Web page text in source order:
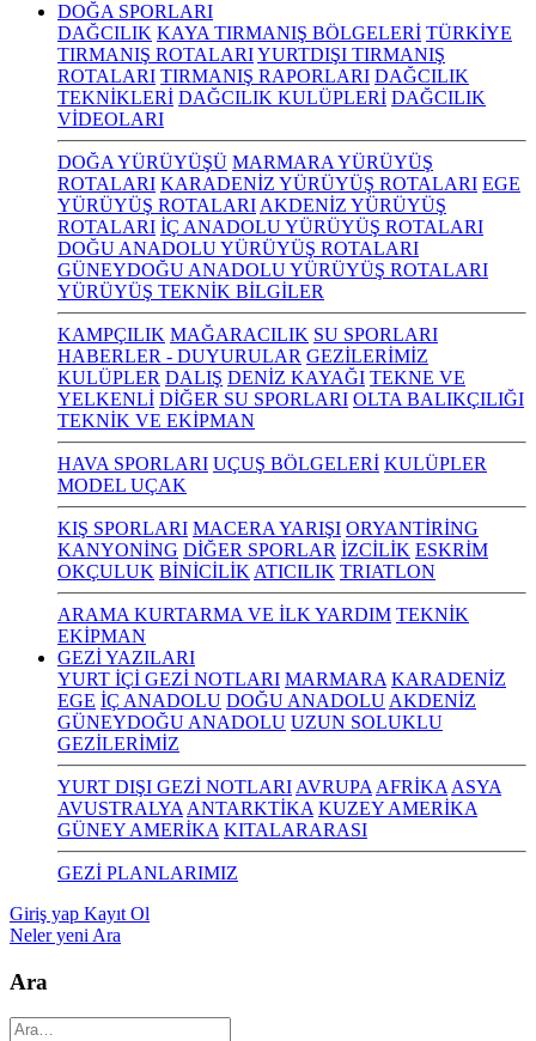
DOĞA SPORLARI
DAĞCILIK KAYA TIRMANIŞ BÖLGELERİ TÜRKİYE
TIRMANIŞ ROTALARIYURTDIŞI TIRMANIŞ
ROTALARI TIRMANIŞ RAPORLARI DAĞCILIK
TEKNİKLERİ DAĞCILIK KULÜPLERİ DAĞCILIK
VİDEOLARI
DOĞA YÜRÜYÜŞÜ MARMARA YÜRÜYÜŞ
ROTALARI KARADENİZ YÜRÜYÜŞ ROTALARI EGE
YÜRÜYÜŞ ROTALARI AKDENİZ YÜRÜYÜŞ
ROTALARI İÇ ANADOLU YÜRÜYÜŞ ROTALARI
DOĞU ANADOLU YÜRÜYÜŞ ROTALARI
GÜNEYDOĞU ANADOLU YÜRÜYÜŞ ROTALARI
YÜRÜYÜŞ TEKNİK BİLGİLER
KAMPÇILIK MAĞARACILIK SU SPORLARI
HABERLER - DUYURULAR GEZİLERİMİZ
KULÜPLER DALIŞ DENİZ KAYAĞI TEKNE VE
YELKENLİ DİĞER SU SPORLARI OLTA BALIKÇILIĞI
TEKNİK VE EKİPMAN
HAVA SPORLARI UÇUŞ BÖLGELERİ KULÜPLER
MODEL UÇAK
KIŞ SPORLARI MACERA YARIŞI ORYANTİRİNG
KANYONİNG DİĞER SPORLAR İZCİLİK ESKRİM
OKÇULUK BİNİCİLİK ATICILIK TRIATLON
ARAMA KURTARMA VE İLK YARDIM TEKNİK
EKİPMAN
GEZİ YAZILARI
YURT İÇİ GEZİ NOTLARI MARMARA KARADENİZ
EGE İÇ ANADOLU DOĞU ANADOLU AKDENİZ
GÜNEYDOĞU ANADOLU UZUN SOLUKLU
GEZİLERİMİZ
YURT DIŞI GEZİ NOTLARI AVRUPA AFRİKA ASYA
AVUSTRALYA ANTARKTİKA KUZEY AMERİKA
GÜNEY AMERİKA KITALARARASI
GEZİ PLANLARIMIZ
Giriş yap Kayıt Ol
Neler yeni Ara
Ara